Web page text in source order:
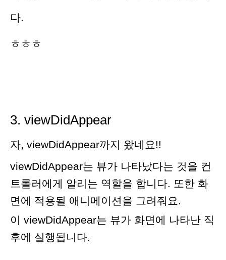
다.
ㅎㅎㅎ
3. viewDidAppear
자, viewDidAppear까지 왔네요!!
viewDidAppear는 뷰가 나타났다는 것을 컨
트롤러에게 알리는 역할을 합니다. 또한 화
면에 적용될 애니메이션을 그려줘요.
이 viewDidAppear는 뷰가 화면에 나타난 직
후에 실행됩니다.